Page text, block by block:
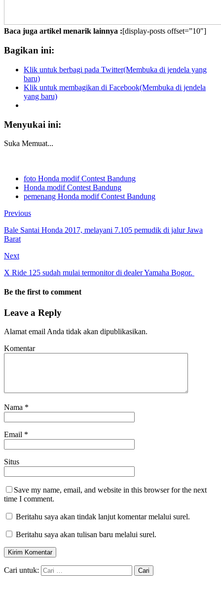
Baca juga artikel menarik lainnya :[display-posts offset=”10″]
Bagikan ini:
Klik untuk berbagi pada Twitter(Membuka di jendela yang
baru)
Klik untuk membagikan di Facebook(Membuka di jendela
yang baru)
Menyukai ini:
Suka Memuat...
foto Honda modif Contest Bandung
Honda modif Contest Bandung
pemenang Honda modif Contest Bandung
Previous
Bale Santai Honda 2017, melayani 7.105 pemudik di jalur Jawa
Barat
Next
X Ride 125 sudah mulai termonitor di dealer Yamaha Bogor.
Be the first to comment
Leave a Reply
Alamat email Anda tidak akan dipublikasikan.
Komentar
Nama *
Email *
Situs
Save my name, email, and website in this browser for the next
time I comment.
Beritahu saya akan tindak lanjut komentar melalui surel.
Beritahu saya akan tulisan baru melalui surel.
Cari untuk: